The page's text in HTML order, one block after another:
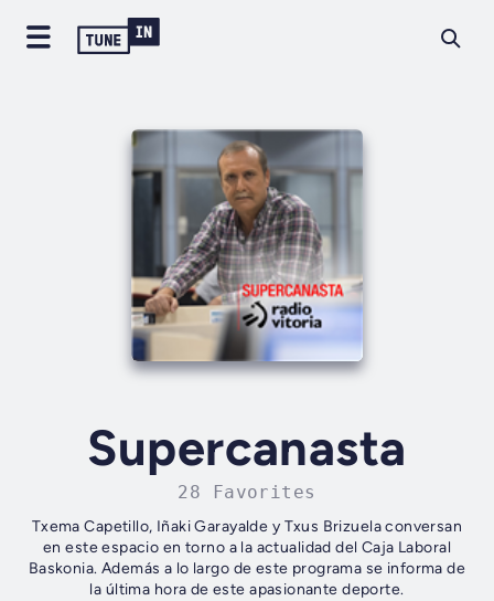
Supercanasta
28 Favorites
Txema Capetillo, Iñaki Garayalde y Txus Brizuela conversan
en este espacio en torno a la actualidad del Caja Laboral
Baskonia. Además a lo largo de este programa se informa de
la última hora de este apasionante deporte.